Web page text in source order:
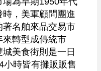
時，美軍顧問團進
著名舶來品交易市
來轉型成傳統市
城美食街則是一日
小時皆有攤販販售